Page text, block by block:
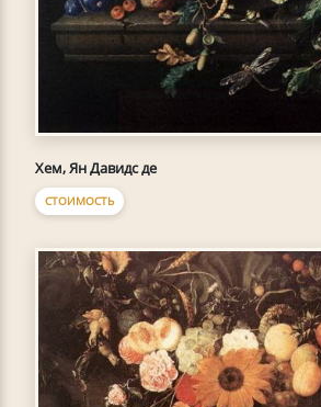
Хем, Ян Давидс де
СТОИМОСТЬ